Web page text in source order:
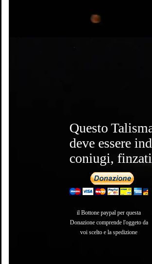
Questo
deve essere
coniugi,
il Bottone paypal per questa
Donazione comprende l'oggeto da
voi scelto e la spedizione